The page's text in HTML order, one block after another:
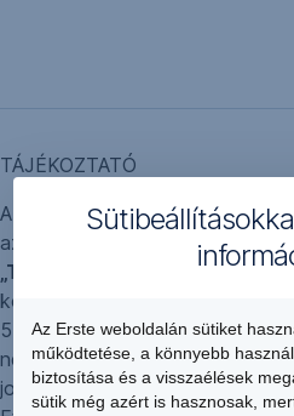
TÁJÉKOZTATÓ
A 2001. évi CXX. törvény
az
Erste Bank Hungary Nyrt.
„Társaság”)
2009. június 30-i
közzéteszi az alábbiakat: A
541. 971.-Ft, amely 60. 909.
névértékű névre szóló,
jogosító törzsrészvényből, és
Az Erste weboldalán sütiket
működtetése, a könnyebb
biztosítása és a visszaélések
sütik még azért is hasznosak,